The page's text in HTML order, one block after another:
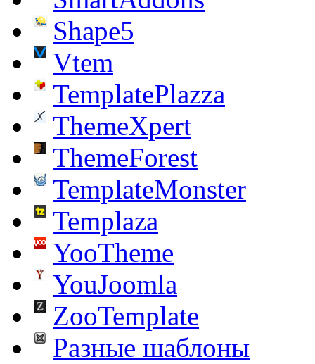
Shape5
Vtem
TemplatePlazza
ThemeXpert
ThemeForest
TemplateMonster
Templaza
YooTheme
YouJoomla
ZooTemplate
Разные шаблоны